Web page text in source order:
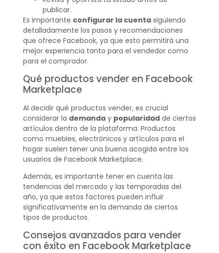
publicar.
Es importante configurar la cuentasiguiendo
detalladamente los pasos y recomendaciones
que ofrece Facebook, ya que esto permitirá una
mejor experiencia tanto para el vendedor como
para el comprador.
Qué productos vender en Facebook
Marketplace
Al decidir qué productos vender, es crucial
considerar la demanday popularidadde ciertos
artículos dentro de la plataforma. Productos
como muebles, electrónicos y artículos para el
hogar suelen tener una buena acogida entre los
usuarios de Facebook Marketplace.
Además, es importante tener en cuenta las
tendencias del mercado y las temporadas del
año, ya que estos factores pueden influir
significativamente en la demanda de ciertos
tipos de productos.
Consejos avanzados para vender
con éxito en Facebook Marketplace